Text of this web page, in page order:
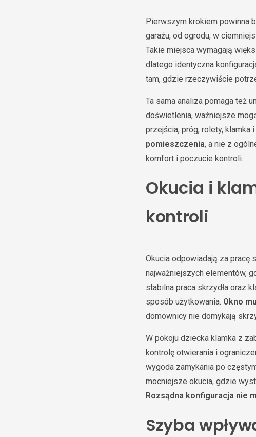
Pierwszym krokiem powinna
garażu, od ogrodu, w
Takie miejsca wymagają
dlatego identyczna
tam, gdzie rzeczywiście
Ta sama analiza pomaga też
doświetlenia, ważniejsze
przejścia, próg, rolety, klamka
pomieszczenia, a nie z
komfort i poczucie kontroli.
Okucia i
kontroli
Okucia odpowiadają za pracę
najważniejszych elementów,
stabilna praca skrzydła oraz
sposób użytkowania. Okno
domownicy nie domykają
W pokoju dziecka klamka z
kontrolę otwierania i
wygoda zamykania po
mocniejsze okucia, gdzie
Rozsądna konfiguracja nie
Szyba